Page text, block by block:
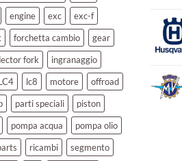
engine exc
exc-f
forchetta cambio
gear
fork
ingranaggio
lc8 motore
offroad
parti speciali
piston
pompa acqua
pompa olio
ricambi
segmento